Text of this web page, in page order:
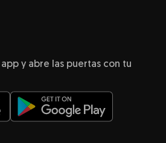
y abre las puertas con tu